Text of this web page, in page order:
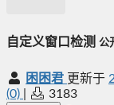
自定义窗口检测 公
困困君 更新于
(0)
3183